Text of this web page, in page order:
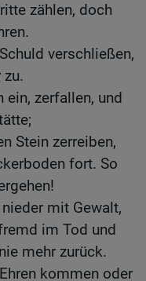
zählen, doch
verschließen,
ein, zerfallen, und
Stein zerreiben,
fort. So
mit Gewalt,
im Tod und
mehr zurück.
kommen oder